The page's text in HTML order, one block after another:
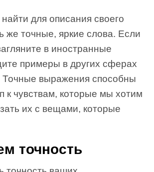
для описания своего
же точные, яркие слова. Если
в иностранные
примеры в других сферах
Точные выражения способны
к чувствам, которые мы хотим
их с вещами, которые
точность